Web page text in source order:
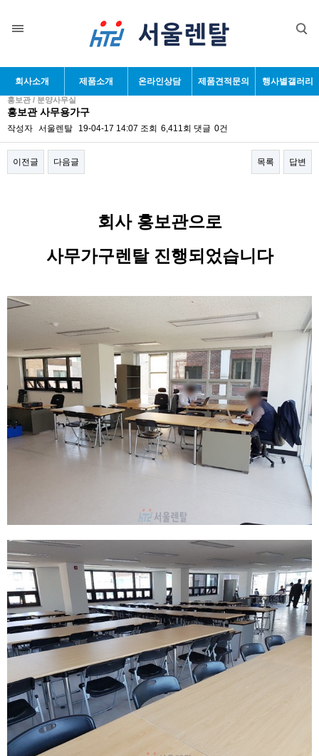
회사소개 제품소개 온라인상담 제품견적문의 행사별갤러리
홍보관 / 분양사무실
홍보관 사무용가구
작성자 서울렌탈 19-04-17 14:07 조회 6,411회 댓글 0건
이전글 다음글 목록 답변
회사 홍보관으로
사무가구렌탈 진행되었습니다